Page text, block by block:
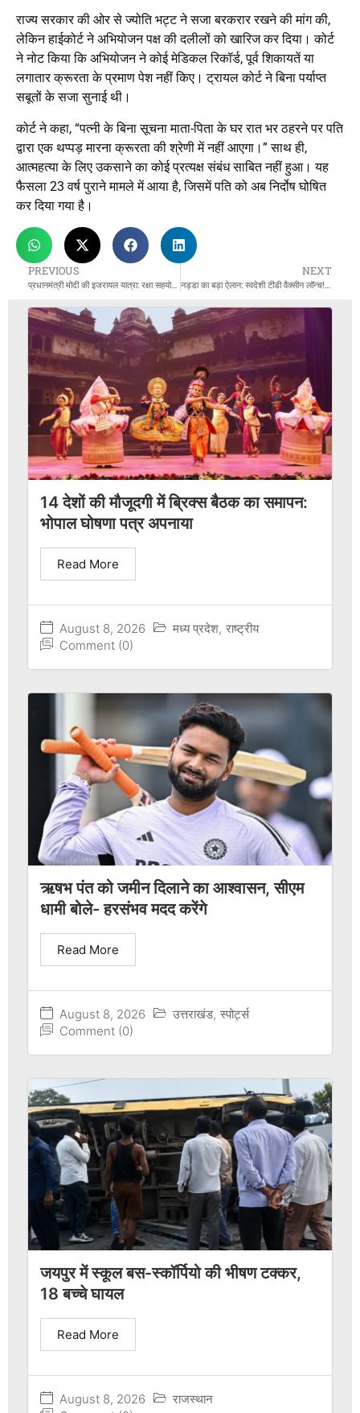
राज्य सरकार की ओर से ज्योति भट्ट ने सजा बरकरार रखने की मांग की,
लेकिन हाईकोर्ट ने अभियोजन पक्ष की दलीलों को खारिज कर दिया। कोर्ट
ने नोट किया कि अभियोजन ने कोई मेडिकल रिकॉर्ड, पूर्व शिकायतें या
लगातार क्रूरता के प्रमाण पेश नहीं किए। ट्रायल कोर्ट ने बिना पर्याप्त
सबूतों के सजा सुनाई थी।
कोर्ट ने कहा, “पत्नी के बिना सूचना माता-पिता के घर रात भर ठहरने पर पति
द्वारा एक थप्पड़ मारना क्रूरता की श्रेणी में नहीं आएगा।” साथ ही,
आत्महत्या के लिए उकसाने का कोई प्रत्यक्ष संबंध साबित नहीं हुआ। यह
फैसला 23 वर्ष पुराने मामले में आया है, जिसमें पति को अब निर्दोष घोषित
कर दिया गया है।
PREVIOUS
प्रधानमंत्री मोदी की इजरायल यात्रा: रक्षा सहयोग को नई ऊँचाई, मिशन सुदर्शन को मिलेगी मजबूती
NEXT
नड्डा का बड़ा ऐलान: स्वदेशी टीडी वैक्सीन लॉन्च! अब टीटनेस-डिप्थीरिया से मिलेगी डबल सुरक्षा
14 देशों की मौजूदगी में ब्रिक्स बैठक का समापन:
भोपाल घोषणा पत्र अपनाया
August 8, 2026 मध्य प्रदेश, राष्ट्रीय
Comment (0)
Read More
ऋषभ पंत को जमीन दिलाने का आश्वासन, सीएम
धामी बोले- हरसंभव मदद करेंगे
August 8, 2026 उत्तराखंड, स्पोर्ट्स
Comment (0)
Read More
जयपुर में स्कूल बस-स्कॉर्पियो की भीषण टक्कर,
18 बच्चे घायल
August 8, 2026
राजस्थान
Read More